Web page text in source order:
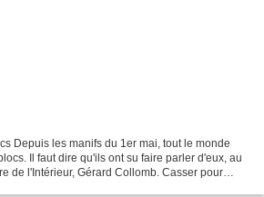
Depuis les manifs du 1er mai, tout le monde
Il faut dire qu'ils ont su faire parler d'eux, au
de l'Intérieur, Gérard Collomb. Casser pour